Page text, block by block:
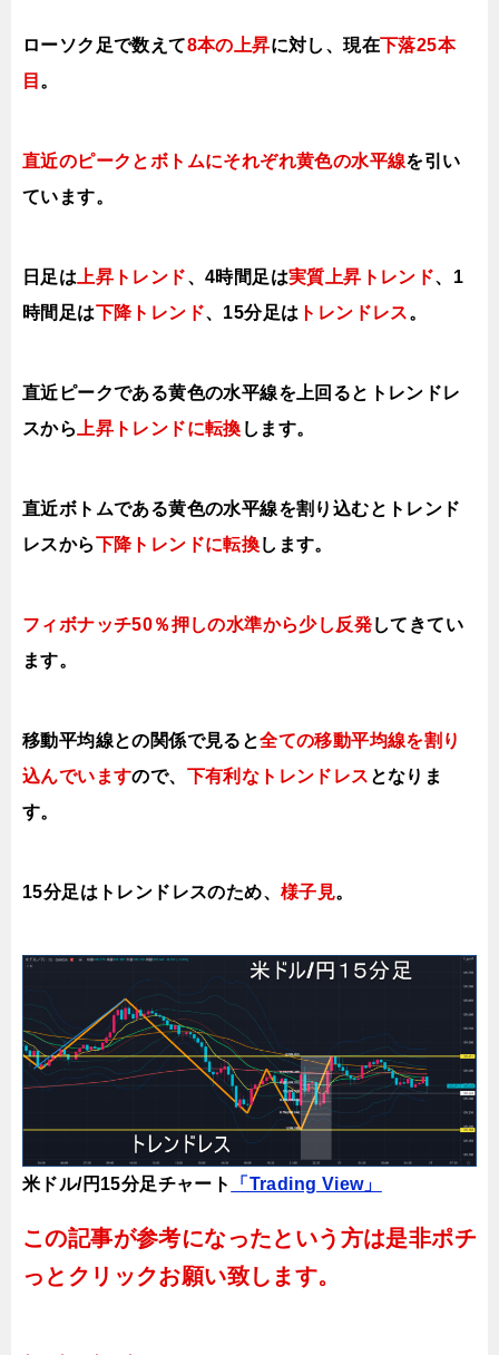
ローソク足で数えて8本の上昇に対し、現在下落25本
目 。
直近のピークとボトムにそれぞれ黄色の水平線を引い
ています。
日足は 上昇トレンド、4時間足は実質上昇トレンド、 1
時間足は下降トレンド、 15分足は トレンドレス。
直近ピークである黄色の水平線を上回るとトレンドレ
スから
上昇トレンドに転換 します。
直近ボトムである黄色の水平線を割り込むとトレンド
レスから下降トレンドに転換します。
フィボナッチ50％押しの水準から少し反発してきてい
ます。
移動平均線との関係で見ると全ての移動平均線を割り
込んでいますので、 下有利なトレンドレス となりま
す。
15分足はトレンドレスのため、 様子見。
米ドル/円15分足チャート 「Trading View」
この記事が参考になったという方は是非ポチ
っとクリックお願い致します。